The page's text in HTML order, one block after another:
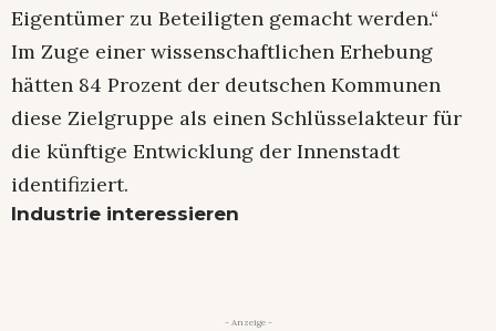
Eigentümer zu Beteiligten gemacht werden.“
Im Zuge einer wissenschaftlichen Erhebung
hätten 84 Prozent der deutschen Kommunen
diese Zielgruppe als einen Schlüsselakteur für
die künftige Entwicklung der Innenstadt
identifiziert.
Industrie interessieren
- Anzeige -